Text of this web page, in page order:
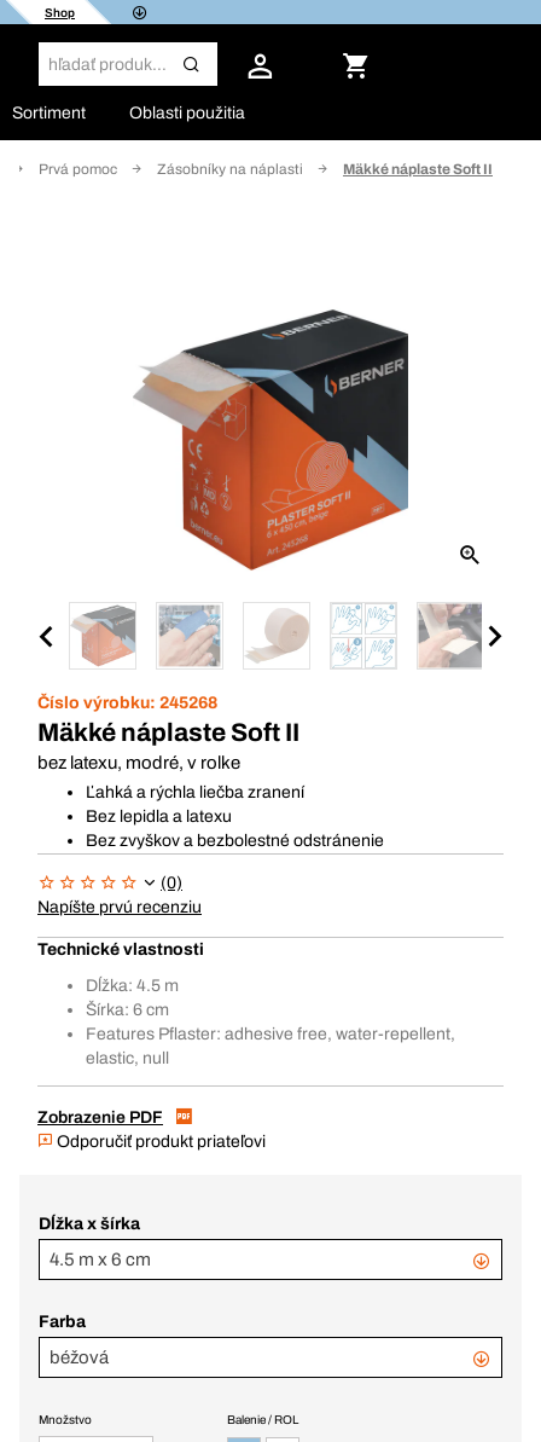
Shop
Sortiment Oblasti použitia
Prvá pomoc Zásobníky na náplasti Mäkké náplaste Soft II
Číslo výrobku: 245268
Mäkké náplaste Soft II
bez latexu, modré, v rolke
Ľahká a rýchla liečba zranení
Bez lepidla a latexu
Bez zvyškov a bezbolestné odstránenie
(0)
Napíšte prvú recenziu
Technické vlastnosti
Dĺžka: 4.5 m
Šírka: 6 cm
Features Pflaster: adhesive free, water-repellent,
elastic, null
Zobrazenie PDF
Odporučiť produkt priateľovi
Dĺžka x šírka
4.5 m x 6 cm
Farba
béžová
Balenie / ROL
Množstvo